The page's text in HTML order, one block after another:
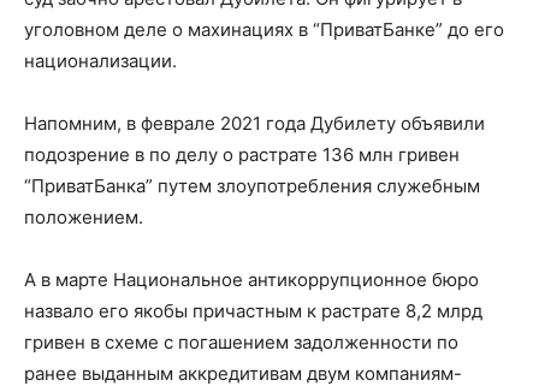
уголовном деле о махинациях в “ПриватБанке” до его
национализации.
Напомним, в феврале 2021 года Дубилету объявили
подозрение в по делу о растрате 136 млн гривен
“ПриватБанка” путем злоупотребления служебным
положением.
А в марте Национальное антикоррупционное бюро
назвало его якобы причастным к растрате 8,2 млрд
гривен в схеме с погашением задолженности по
ранее выданным аккредитивам двум компаниям-